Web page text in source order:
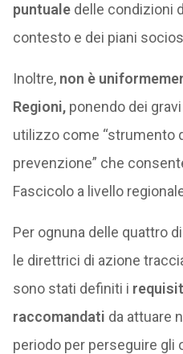
puntuale delle condizioni
contesto e dei piani
Inoltre, non è
Regioni,ponendo dei
utilizzo come “strumento
prevenzione” che
Fascicolo a livello
Per ognuna delle quattro
le direttrici di azione
sono stati definiti i
raccomandati da attuare
periodo per perseguire gli